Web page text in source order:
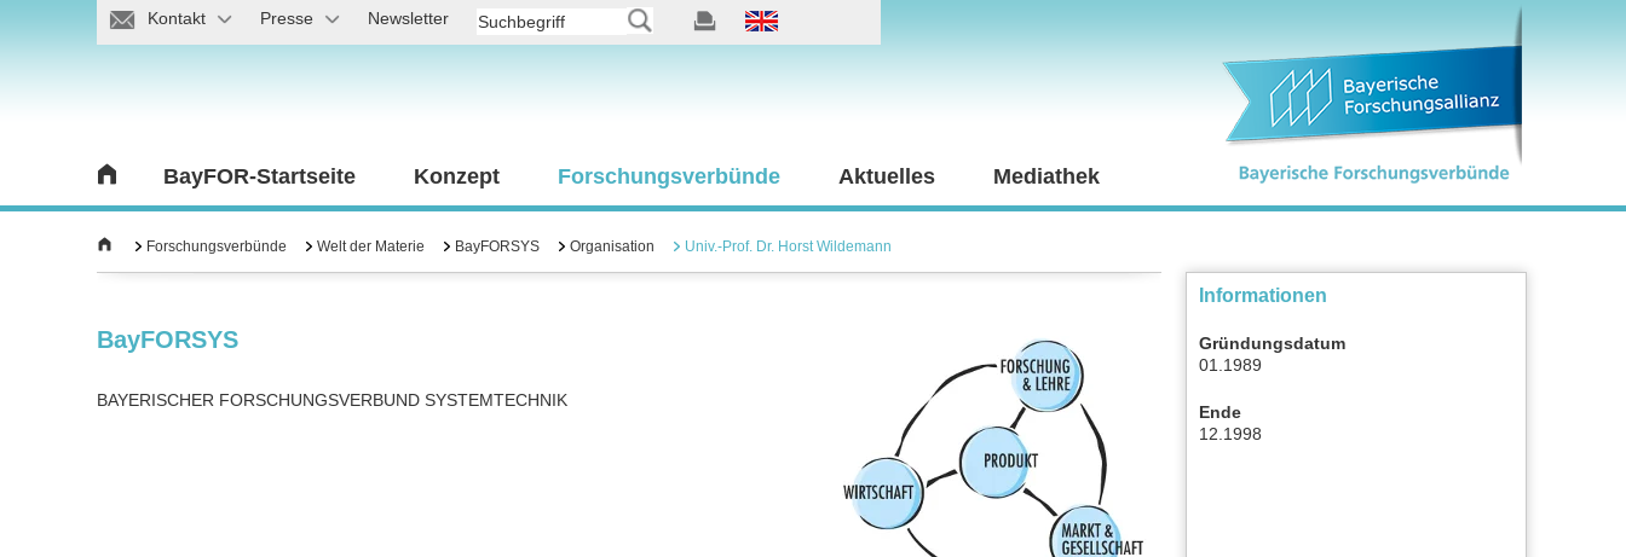
Kontakt Presse Newsletter
BayFOR-Startseite Konzept Forschungsverbünde Aktuelles Mediathek
Forschungsverbünde Welt der Materie BayFORSYS Organisation Univ.-Prof. Dr. Horst Wildemann
BayFORSYS
BAYERISCHER FORSCHUNGSVERBUND SYSTEMTECHNIK
Informationen
Gründungsdatum
01.1989
Ende
12.1998